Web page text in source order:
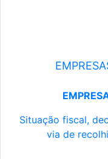
Situação fiscal,
via de